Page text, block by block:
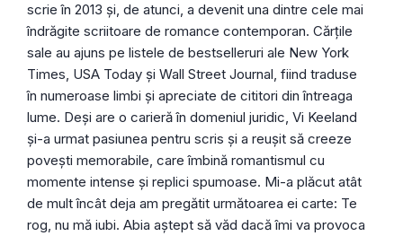
scrie în 2013 și, de atunci, a devenit una dintre cele mai
îndrăgite scriitoare de romance contemporan. Cărțile
sale au ajuns pe listele de bestselleruri ale New York
Times, USA Today și Wall Street Journal, fiind traduse
în numeroase limbi și apreciate de cititori din întreaga
lume. Deși are o carieră în domeniul juridic, Vi Keeland
și-a urmat pasiunea pentru scris și a reușit să creeze
povești memorabile, care îmbină romantismul cu
momente intense și replici spumoase. Mi-a plăcut atât
de mult încât deja am pregătit următoarea ei carte: Te
rog, nu mă iubi. Abia aștept să văd dacă îmi va provoca